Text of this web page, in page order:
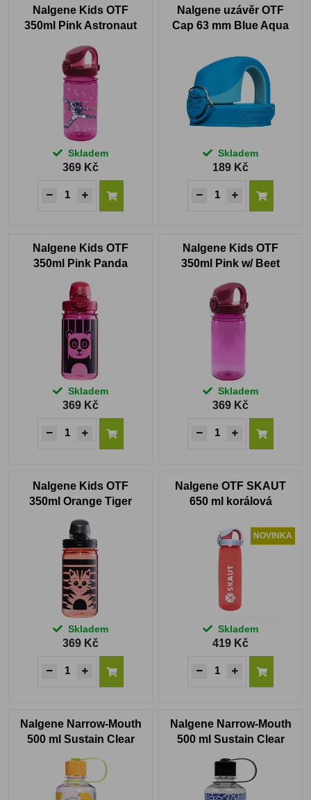
Nalgene Kids OTF
350ml Pink Astronaut
Skladem
369 Kč
Nalgene uzávěr OTF
Cap 63 mm Blue Aqua
Skladem
189 Kč
Nalgene Kids OTF
350ml Pink Panda
Skladem
369 Kč
Nalgene Kids OTF
350ml Pink w/ Beet
Skladem
369 Kč
Nalgene Kids OTF
350ml Orange Tiger
Skladem
369 Kč
Nalgene OTF SKAUT
650 ml korálová
NOVINKA
Skladem
419 Kč
Nalgene Narrow-Mouth
500 ml Sustain Clear
Nalgene Narrow-Mouth
500 ml Sustain Clear